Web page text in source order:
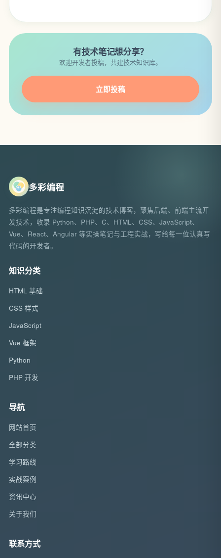
有技术笔记想分享？
欢迎开发者投稿，共建技术知识库。
立即投稿
多彩编程
多彩编程是专注编程知识沉淀的技术博客，聚焦后端、前端主流开
发技术，收录 Python、PHP、C、HTML、CSS、JavaScript、
Vue、React、Angular 等实操笔记与工程实战，写给每一位认真写
代码的开发者。
知识分类
HTML 基础
CSS 样式
JavaScript
Vue 框架
Python
PHP 开发
导航
网站首页
全部分类
学习路线
实战案例
资讯中心
关于我们
联系方式